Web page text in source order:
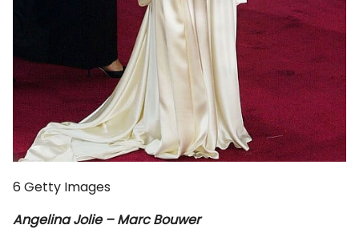
6 Getty Images
Angelina Jolie – Marc Bouwer